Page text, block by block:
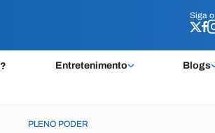
Siga
Entretenimento Blogs
Siga
PLENO PODER